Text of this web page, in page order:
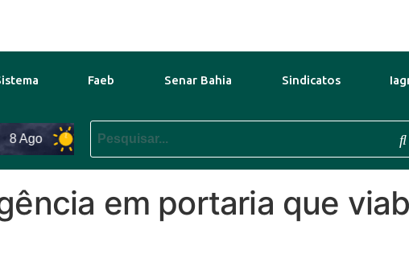
Faeb Senar Bahia Sindicatos
44°C 9 Ago
em portaria que